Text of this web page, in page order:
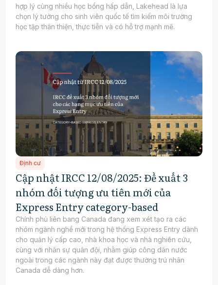
hợp lý cùng nhiều học bổng hấp dẫn, Lakehead là lựa
chọn lý tưởng cho sinh viên quốc tế tìm kiếm môi trường
học tập thân thiện, thực tiễn và có hỗ trợ mạnh mẽ.
Định cư
Cập nhật IRCC 12/08/2025: Đề xuất 3
nhóm đối tượng ưu tiên mới của
Express Entry category-based
Chính phủ liên bang Canada đang xem xét tạo ra các
nhóm ngành nghề mới trong hệ thống Express Entry dành
cho quản lý cấp cao, nhà khoa học và nhà nghiên cứu,
cùng với nhân sự quân đội, nhằm giúp công dân nước
ngoài trong các ngành này đạt được thường trú nhân
Canada dễ dàng hơn.